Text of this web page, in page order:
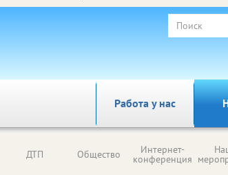
Работа у нас
ДТП Общество Интернет-
конференция